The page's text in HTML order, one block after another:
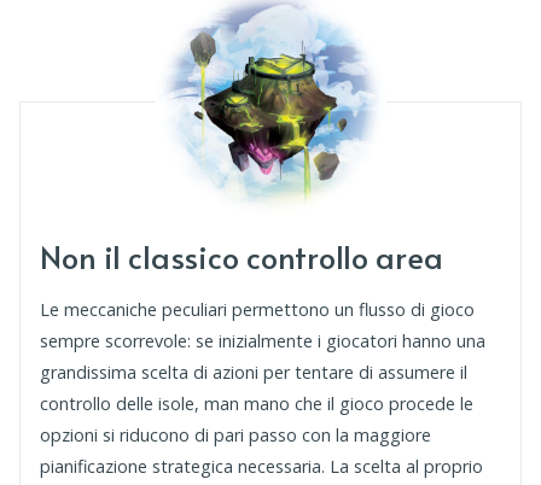
Non il classico controllo area
Le meccaniche peculiari permettono un flusso di gioco
sempre scorrevole: se inizialmente i giocatori hanno una
grandissima scelta di azioni per tentare di assumere il
controllo delle isole, man mano che il gioco procede le
opzioni si riducono di pari passo con la maggiore
pianificazione strategica necessaria. La scelta al proprio